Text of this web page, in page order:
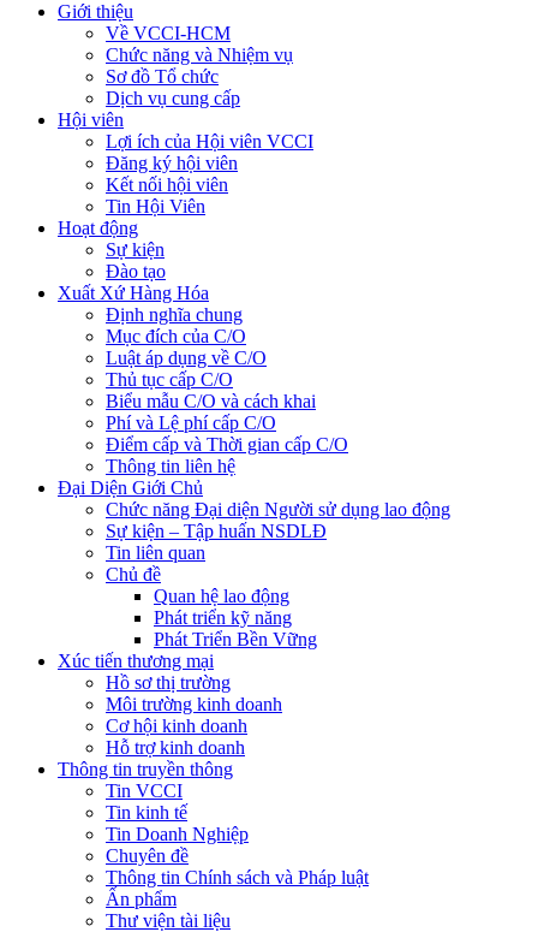
Giới thiệu
Về VCCI-HCM
Chức năng và Nhiệm vụ
Sơ đồ Tổ chức
Dịch vụ cung cấp
Hội viên
Lợi ích của Hội viên VCCI
Đăng ký hội viên
Kết nối hội viên
Tin Hội Viên
Hoạt động
Sự kiện
Đào tạo
Xuất Xứ Hàng Hóa
Định nghĩa chung
Mục đích của C/O
Luật áp dụng về C/O
Thủ tục cấp C/O
Biểu mẫu C/O và cách khai
Phí và Lệ phí cấp C/O
Điểm cấp và Thời gian cấp C/O
Thông tin liên hệ
Đại Diện Giới Chủ
Chức năng Đại diện Người sử dụng lao động
Sự kiện – Tập huấn NSDLĐ
Tin liên quan
Chủ đề
Quan hệ lao động
Phát triển kỹ năng
Phát Triển Bền Vững
Xúc tiến thương mại
Hồ sơ thị trường
Môi trường kinh doanh
Cơ hội kinh doanh
Hỗ trợ kinh doanh
Thông tin truyền thông
Tin VCCI
Tin kinh tế
Tin Doanh Nghiệp
Chuyên đề
Thông tin Chính sách và Pháp luật
Ấn phẩm
Thư viện tài liệu